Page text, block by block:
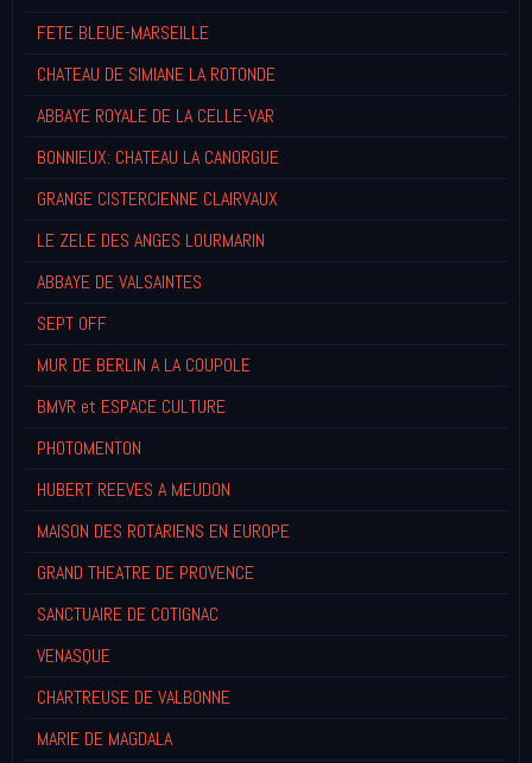
FETE BLEUE-MARSEILLE
CHATEAU DE SIMIANE LA ROTONDE
ABBAYE ROYALE DE LA CELLE-VAR
BONNIEUX: CHATEAU LA CANORGUE
GRANGE CISTERCIENNE CLAIRVAUX
LE ZELE DES ANGES LOURMARIN
ABBAYE DE VALSAINTES
SEPT OFF
MUR DE BERLIN A LA COUPOLE
BMVR et ESPACE CULTURE
PHOTOMENTON
HUBERT REEVES A MEUDON
MAISON DES ROTARIENS EN EUROPE
GRAND THEATRE DE PROVENCE
SANCTUAIRE DE COTIGNAC
VENASQUE
CHARTREUSE DE VALBONNE
MARIE DE MAGDALA